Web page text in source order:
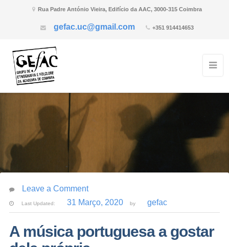
Rua Padre António Vieira, Edifício da AAC, 3000-315 Coimbra
gefac.uc@gmail.com +351 914414653
Leave a Comment
Last Updated: 31 Março, 2020 by gefac
A música portuguesa a gostar